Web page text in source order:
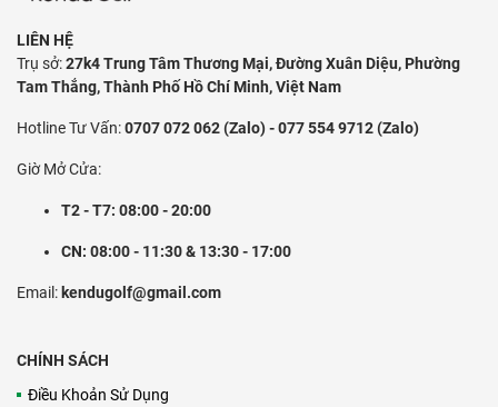
LIÊN HỆ
Trụ sở:27k4 Trung Tâm Thương Mại, Đường Xuân Diệu, Phường
Tam Thắng, Thành Phố Hồ Chí Minh, Việt Nam
Hotline Tư Vấn:0707 072 062 (Zalo) - 077 554 9712 (Zalo)
Giờ Mở Cửa:
T2 - T7: 08:00 - 20:00
CN: 08:00 - 11:30 & 13:30 - 17:00
Email: kendugolf@gmail.com
CHÍNH SÁCH
Điều Khoản Sử Dụng